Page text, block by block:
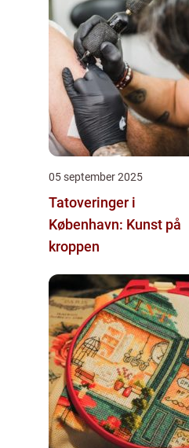
05 september 2025
Tatoveringer i
København: Kunst på
kroppen